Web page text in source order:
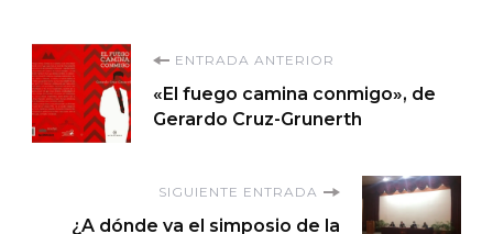
Navegación
de
entradas
ENTRADA ANTERIOR
«El fuego camina conmigo», de
Gerardo Cruz-Grunerth
SIGUIENTE ENTRADA
¿A dónde va el simposio de la